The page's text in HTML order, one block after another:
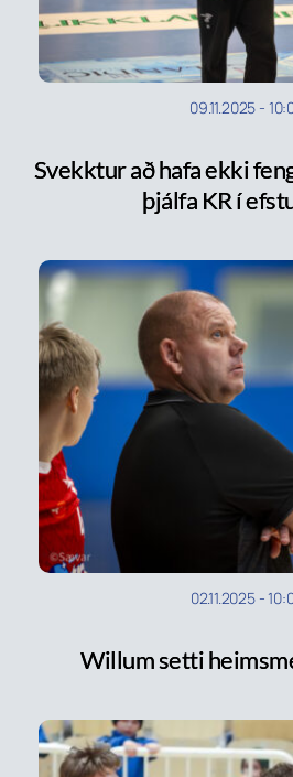
09.11.2025 -
Svekktur að hafa ekki
þjálfa KR í
02.11.2025-
Willum setti